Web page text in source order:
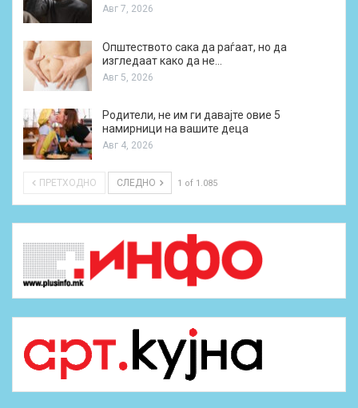
Авг 7, 2026
Општеството сака да раѓаат, но да
изгледаат како да не…
Авг 5, 2026
Родители, не им ги давајте овие 5
намирници на вашите деца
Авг 4, 2026
ПРЕТХОДНО СЛЕДНО 1 of 1.085